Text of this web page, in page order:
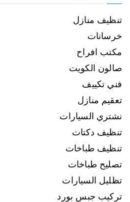
تنظيف منازل
خرسانات
مكتب افراح
صالون الكويت
فني تكييف
تعقيم منازل
نشتري السيارات
تنظيف دكتات
تنظيف طباخات
تصليح طباخات
تظليل السيارات
تركيب جبس بورد